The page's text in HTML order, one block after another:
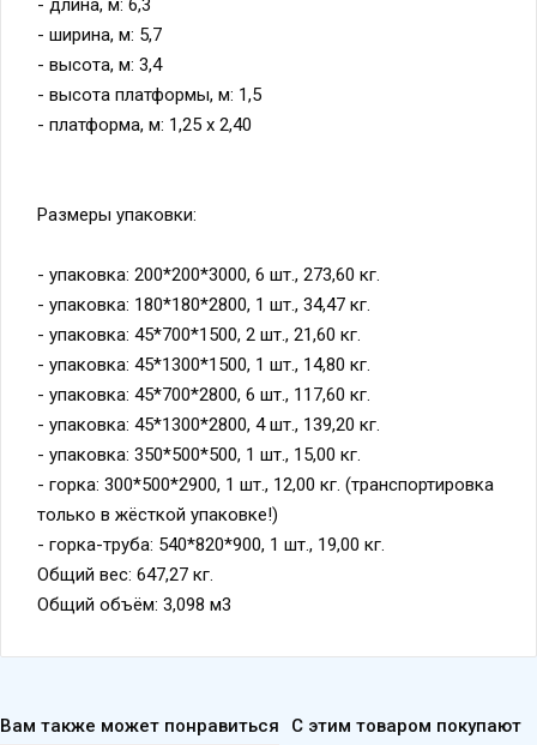
- длина, м: 6,3
- ширина, м: 5,7
- высота, м: 3,4
- высота платформы, м: 1,5
- платформа, м: 1,25 x 2,40
Размеры упаковки:
- упаковка: 200*200*3000, 6 шт., 273,60 кг.
- упаковка: 180*180*2800, 1 шт., 34,47 кг.
- упаковка: 45*700*1500, 2 шт., 21,60 кг.
- упаковка: 45*1300*1500, 1 шт., 14,80 кг.
- упаковка: 45*700*2800, 6 шт., 117,60 кг.
- упаковка: 45*1300*2800, 4 шт., 139,20 кг.
- упаковка: 350*500*500, 1 шт., 15,00 кг.
- горка: 300*500*2900, 1 шт., 12,00 кг. (транспортировка
только в жёсткой упаковке!)
- горка-труба: 540*820*900, 1 шт., 19,00 кг.
Общий вес: 647,27 кг.
Общий объём: 3,098 м3
Вам также может понравиться С этим товаром покупают